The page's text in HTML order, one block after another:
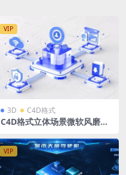
VIP
3D C4D格式
C4D格式立体场景微软风磨玻
VIP